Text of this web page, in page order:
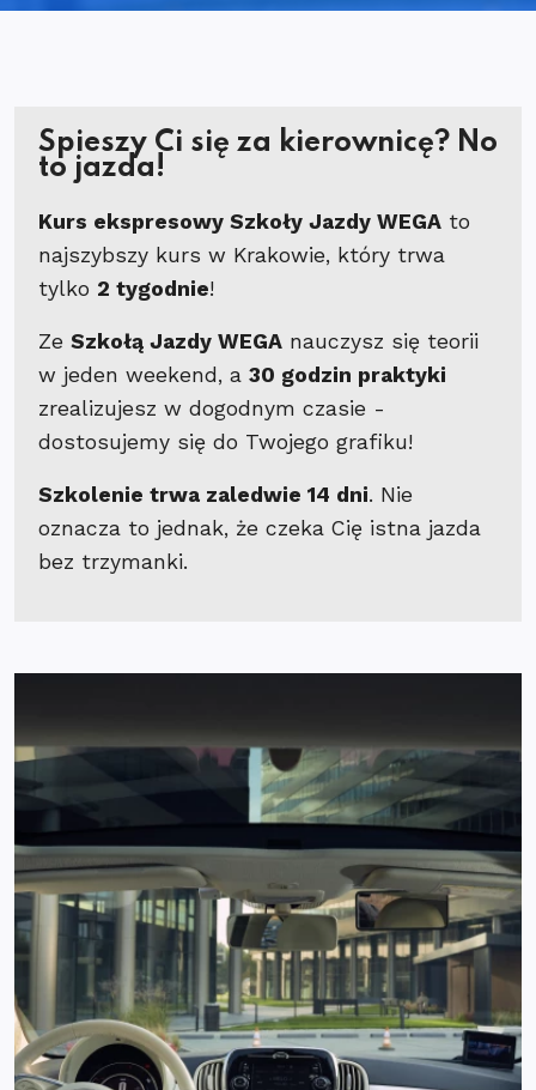
Spieszy Ci się za kierownicę? No
to jazda!
Kurs ekspresowy Szkoły Jazdy WEGA to
najszybszy kurs w Krakowie, który trwa
tylko 2 tygodnie!
Ze Szkołą Jazdy WEGA nauczysz się teorii
w jeden weekend, a 30 godzin praktyki
zrealizujesz w dogodnym czasie -
dostosujemy się do Twojego grafiku!
Szkolenie trwa zaledwie 14 dni. Nie
oznacza to jednak, że czeka Cię istna jazda
bez trzymanki.